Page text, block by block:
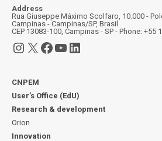
Address
Rua Giuseppe Máximo Scolfaro, 10.000 -
Campinas - Campinas/SP, Brasil
CEP 13083-100, Campinas - SP - Phone: +55
Instagram
X Facebook
YouTube
LinkedIn
CNPEM
User’s Office (EdU)
Research & development
Orion
Innovation